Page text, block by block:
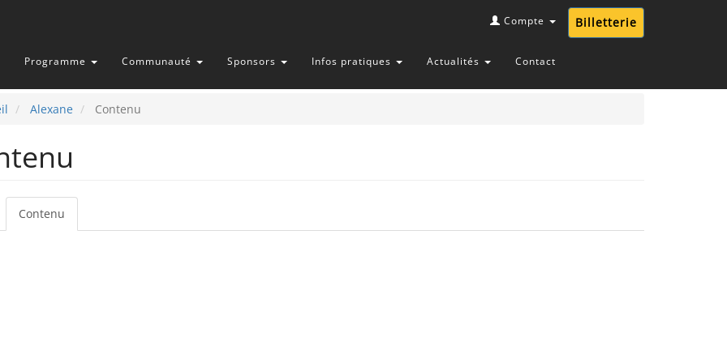
Billetterie
Compte
Programme Communauté Sponsors Infos pratiques Actualités Contact
Alexane Contenu
Contenu
actif)